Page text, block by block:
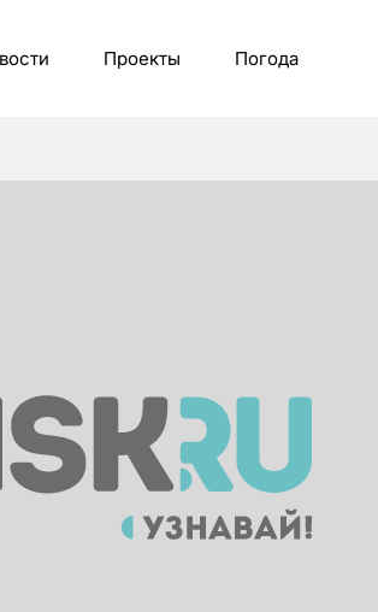
Проекты Погода